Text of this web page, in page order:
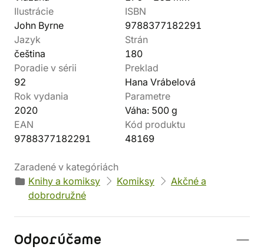
Ilustrácie
John Byrne
ISBN
9788377182291
Jazyk
čeština
Strán
180
Poradie v sérii
92
Preklad
Hana Vrábelová
Rok vydania
2020
Parametre
Váha: 500 g
EAN
9788377182291
Kód produktu
48169
Zaradené v kategóriách
Knihy a komiksy
Komiksy
Akčné a
dobrodružné
Odporúčame